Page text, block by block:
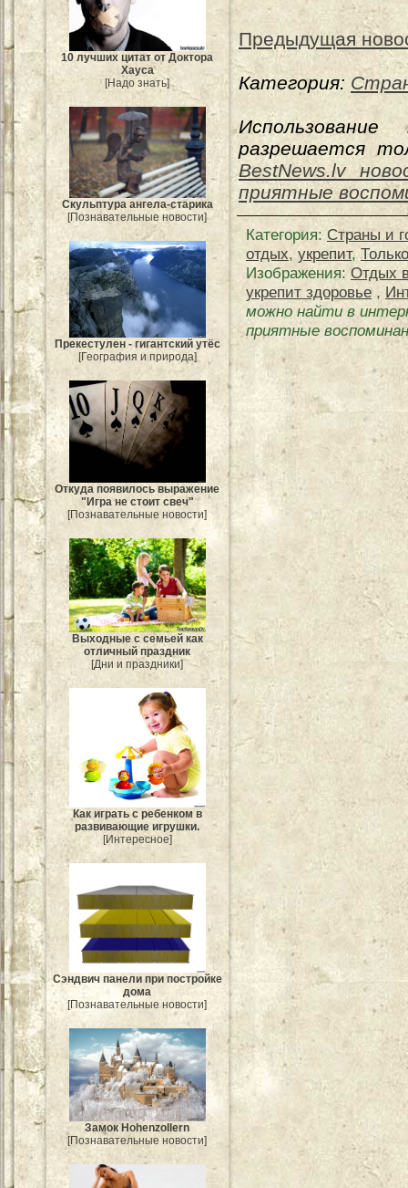
10 лучших цитат от Доктора
Хауса
[Надо знать]
Скульптура ангела-старика
[Познавательные новости]
Прекестулен - гигантский утёс
[География и природа]
Откуда появилось выражение
"Игра не стоит свеч"
[Познавательные новости]
Выходные с семьей как
отличный праздник
[Дни и праздники]
Как играть с ребенком в
развивающие игрушки.
[Интересное]
Сэндвич панели при постройке
дома
[Познавательные новости]
Замок Hohenzollern
[Познавательные новости]
Предыдущая
Категория:
разрешается
BestNews.lv
приятные
Категория: Страны и
отдых, укрепит, Только
Изображения: Отдых
укрепит здоровье,
можно найти в
приятные